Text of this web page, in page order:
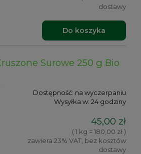
dostawy
Do koszyka
Surowe 250 g Bio
Dostępność: na wyczerpaniu
Wysyłka w: 24 godziny
45,00 zł
( 1 kg = 180,00 zł )
zawiera 23% VAT, bez kosztów
dostawy